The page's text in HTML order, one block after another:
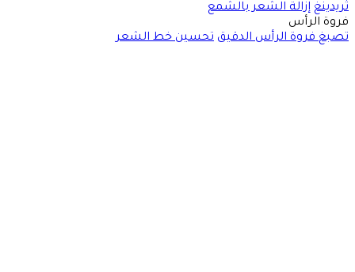
ثريدينغ إزالة الشعر بالشمع
فروة الرأس
تصبغ فروة الرأس الدقيق تحسين خط الشعر